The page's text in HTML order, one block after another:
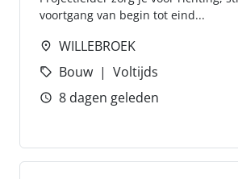
voortgang van begin tot eind...
WILLEBROEK
Bouw
Voltijds
8 dagen geleden